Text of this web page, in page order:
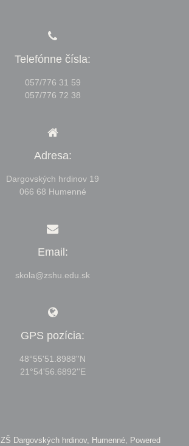
Telefónne čísla:
057/776 31 59
057/776 72 38
Adresa:
Dargovských hrdinov 19
066 68 Humenné
Email:
skola@zshu.edu.sk
GPS pozícia:
48°55'51.8988''N
21°54'56.6892''E
ZŠ Dargovských hrdinov, Humenné, Powered